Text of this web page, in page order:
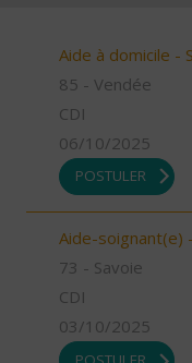
Aide à domicile -
85 - Vendée
CDI
06/10/2025
POSTULER
Aide-soignant(e)
73 - Savoie
CDI
03/10/2025